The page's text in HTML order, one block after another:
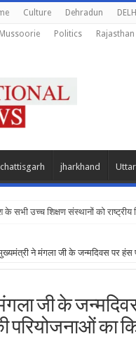
Culture Dehradun
Mussoorie Politics Rajasthan
chattisgarh jharkhand
के सभी उच्च शिक्षण संस्थानों को राष्ट्रीय
ने मंगला जी के जन्मदिवस पर
जी के
परियोजनाओं का